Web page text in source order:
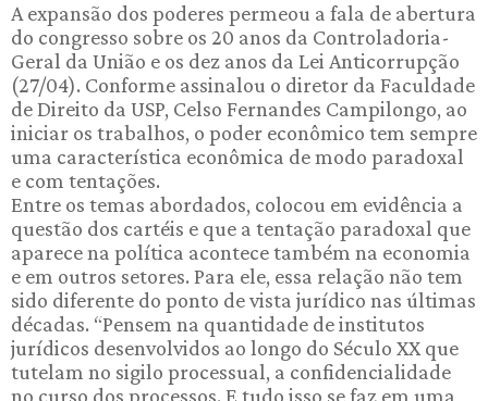
A expansão dos poderes permeou a fala de abertura
do congresso sobre os 20 anos da Controladoria-
Geral da União e os dez anos da Lei Anticorrupção
(27/04). Conforme assinalou o diretor da Faculdade
de Direito da USP, Celso Fernandes Campilongo, ao
iniciar os trabalhos, o poder econômico tem sempre
uma característica econômica de modo paradoxal
e com tentações.
Entre os temas abordados, colocou em evidência a
questão dos cartéis e que a tentação paradoxal que
aparece na política acontece também na economia
e em outros setores. Para ele, essa relação não tem
sido diferente do ponto de vista jurídico nas últimas
décadas. “Pensem na quantidade de institutos
jurídicos desenvolvidos ao longo do Século XX que
tutelam no sigilo processual, a confidencialidade
no curso dos processos. E tudo isso se faz em uma